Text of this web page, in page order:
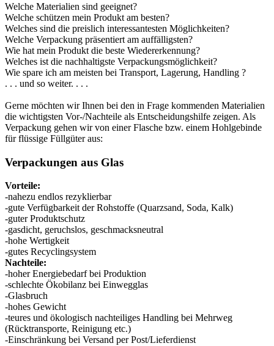
Dosen(73)
Feinzerstäuber(8)
Flaschen(519)
Hotfill Flaschen
Kanister (21)
Kosmetik(292)
Lebensmittel(483)
Welche Materialien sind geeignet?
Welche schützen mein Produkt am besten?
Welches sind die preislich interessantesten Möglichkeiten?
Welche Verpackung präsentiert am auffälligsten?
Wie hat mein Produkt die beste Wiedererkennung?
Welches ist die nachhaltigste Verpackungsmöglichkeit?
Wie spare ich am meisten bei Transport, Lagerung, Handling ?
. . . und so weiter. . . .
Gerne möchten wir Ihnen bei den in Frage kommenden Materialien
die wichtigsten Vor-/Nachteile als Entscheidungshilfe zeigen. Als
Verpackung gehen wir von einer Flasche bzw. einem Hohlgebinde
für flüssige Füllgüter aus:
Verpackungen aus Glas
Vorteile:
-nahezu endlos rezyklierbar
-gute Verfügbarkeit der Rohstoffe (Quarzsand, Soda, Kalk)
-guter Produktschutz
-gasdicht, geruchslos, geschmacksneutral
-hohe Wertigkeit
-gutes Recyclingsystem
Nachteile:
-hoher Energiebedarf bei Produktion
-schlechte Ökobilanz bei Einwegglas
-Glasbruch
-hohes Gewicht
-teures und ökologisch nachteiliges Handling bei Mehrweg
(Rücktransporte, Reinigung etc.)
-Einschränkung bei Versand per Post/Lieferdienst